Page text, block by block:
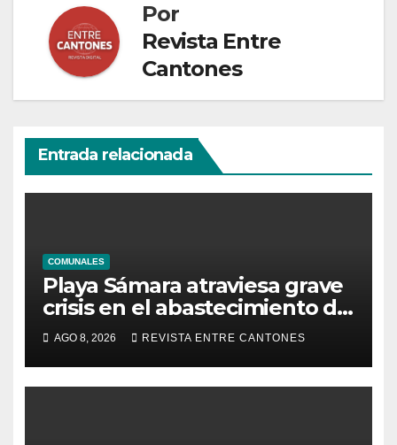
Por
Revista Entre
Cantones
Entrada relacionada
COMUNALES
Playa Sámara atraviesa grave
crisis en el abastecimiento de
agua potable
AGO 8, 2026 REVISTA ENTRE CANTONES